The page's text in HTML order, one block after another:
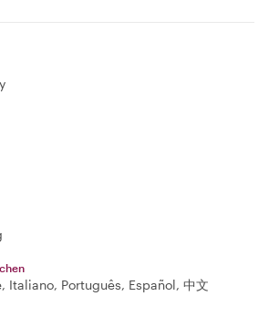
Italiano, Português, Español, 中文